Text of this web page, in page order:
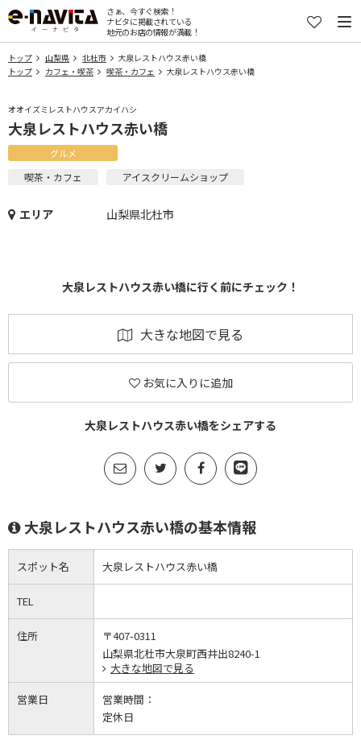
さぁ、今すぐ検索！
ナビタに掲載されている
地元のお店の情報が満載！
トップ 山梨県 北杜市
大泉レストハウス赤い橋
トップ
カフェ・喫茶 喫茶・カフェ 大泉レストハウス赤い橋
オオイズミレストハウスアカイハシ
大泉レストハウス赤い橋
グルメ
喫茶・カフェ アイスクリームショップ
エリア 山梨県北杜市
大泉レストハウス赤い橋に行く前にチェック！
大きな地図で見る
お気に入りに追加
大泉レストハウス赤い橋をシェアする
大泉レストハウス赤い橋の基本情報
スポット名 大泉レストハウス赤い橋
TEL
住所
〒407-0311
山梨県北杜市大泉町西井出8240-1
大きな地図で見る
営業日
営業時間：
定休日